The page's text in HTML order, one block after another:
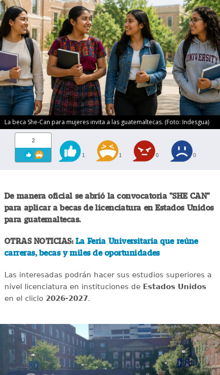
La beca She-Can para mujeres invita a las guatemaltecas. (Foto: Indesgua)
2
1 1 0 0
De manera oficial se abrió la convocatoria "SHE CAN"
para aplicar a becas de licenciatura en Estados Unidos
para guatemaltecas.
OTRAS NOTICIAS: La Feria Universitaria que reúne
carreras, becas y miles de oportunidades
Las interesadas podrán hacer sus estudios superiores a
nivel licenciatura en instituciones deEstados Unidos
en el cliclo 2026-2027.